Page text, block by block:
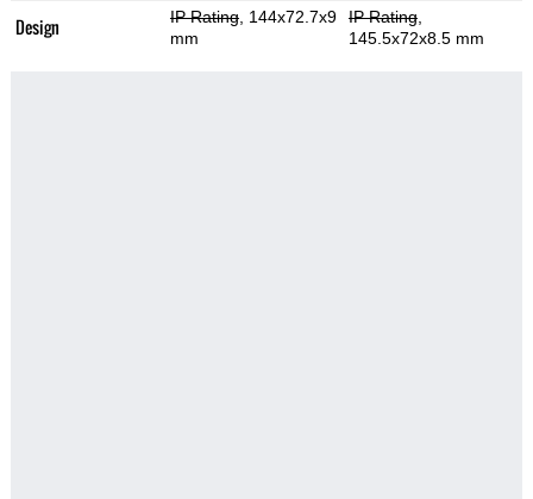
Design IP Rating, 144x72.7x9
mm
IP Rating,
145.5x72x8.5 mm